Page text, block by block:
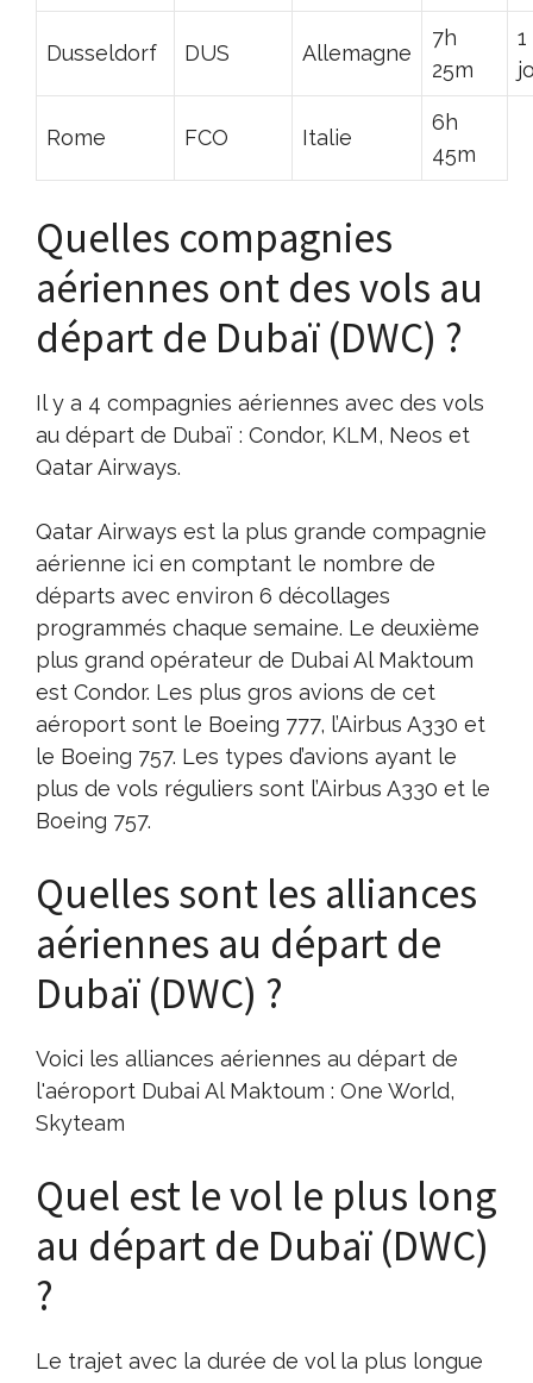
Dusseldorf DUS Allemagne
7h
25m
Rome FCO Italie
6h
45m
Quelles compagnies
aériennes ont des vols au
départ de Dubaï (DWC) ?
Il y a 4 compagnies aériennes avec des vols
au départ de Dubaï : Condor, KLM, Neos et
Qatar Airways.
Qatar Airways est la plus grande compagnie
aérienne ici en comptant le nombre de
départs avec environ 6 décollages
programmés chaque semaine. Le deuxième
plus grand opérateur de Dubai Al Maktoum
est Condor. Les plus gros avions de cet
aéroport sont le Boeing 777, l’Airbus A330 et
le Boeing 757. Les types d’avions ayant le
plus de vols réguliers sont l’Airbus A330 et le
Boeing 757.
Quelles sont les alliances
aériennes au départ de
Dubaï (DWC) ?
Voici les alliances aériennes au départ de
l'aéroport Dubai Al Maktoum : One World,
Skyteam
Quel est le vol le plus long
au départ de Dubaï (DWC)
?
Le trajet avec la durée de vol la plus longue